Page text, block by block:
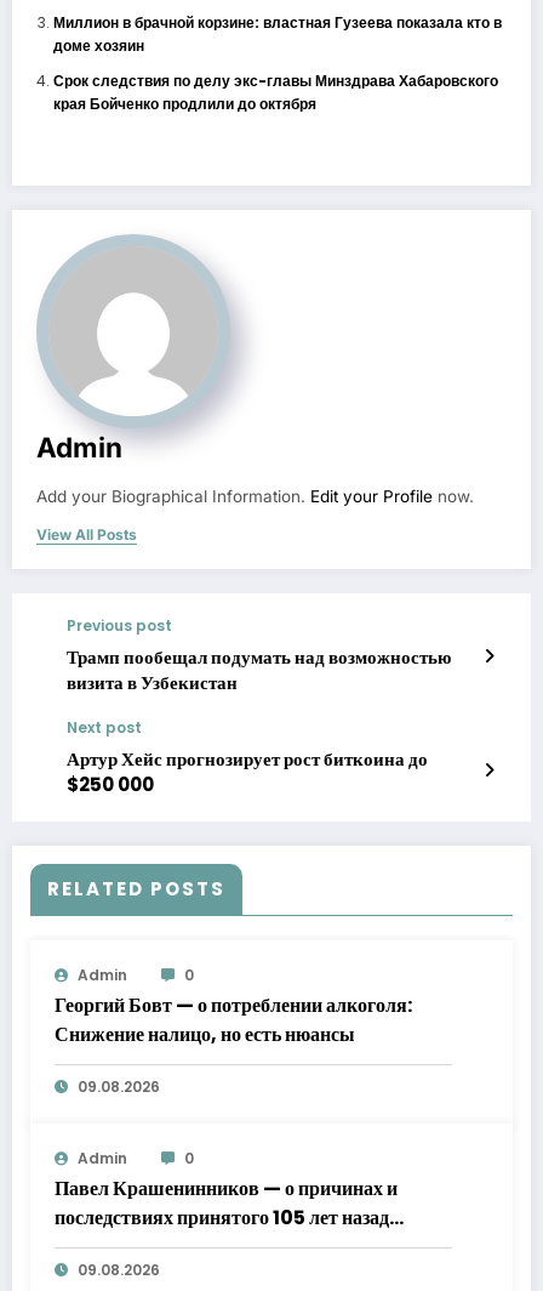
Миллион в брачной корзине: властная Гузеева показала кто в
доме хозяин
Срок следствия по делу экс-главы Минздрава Хабаровского
края Бойченко продлили до октября
Admin
Add your Biographical Information. Edit your Profile now.
View All Posts
Previous post
Трамп пообещал подумать над возможностью
визита в Узбекистан
Next post
Артур Хейс прогнозирует рост биткоина до
$250 000
RELATED POSTS
Admin 0
Георгий Бовт — о потреблении алкоголя:
Снижение налицо, но есть нюансы
09.08.2026
Admin 0
Павел Крашенинников — о причинах и
последствиях принятого 105 лет назад
декрета Совнаркома о новой экономической
политике
09.08.2026